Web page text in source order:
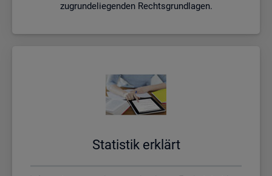
zugrundeliegenden Rechtsgrundlagen.
Sta­tis­tik er­klärt